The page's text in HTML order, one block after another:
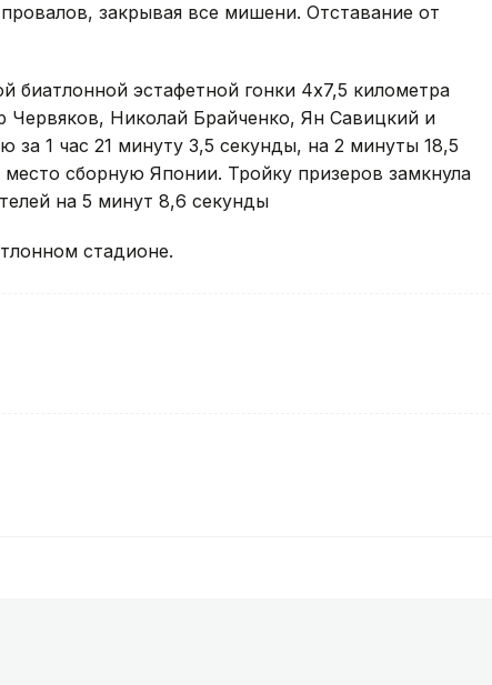
закрывая все мишени. Отставание от
биатлонной эстафетной гонки 4х7,5 километра
Червяков, Николай Брайченко, Ян Савицкий и
1 час 21 минуту 3,5 секунды, на 2 минуты 18,5
сборную Японии. Тройку призеров замкнула
на 5 минут 8,6 секунды
стадионе.